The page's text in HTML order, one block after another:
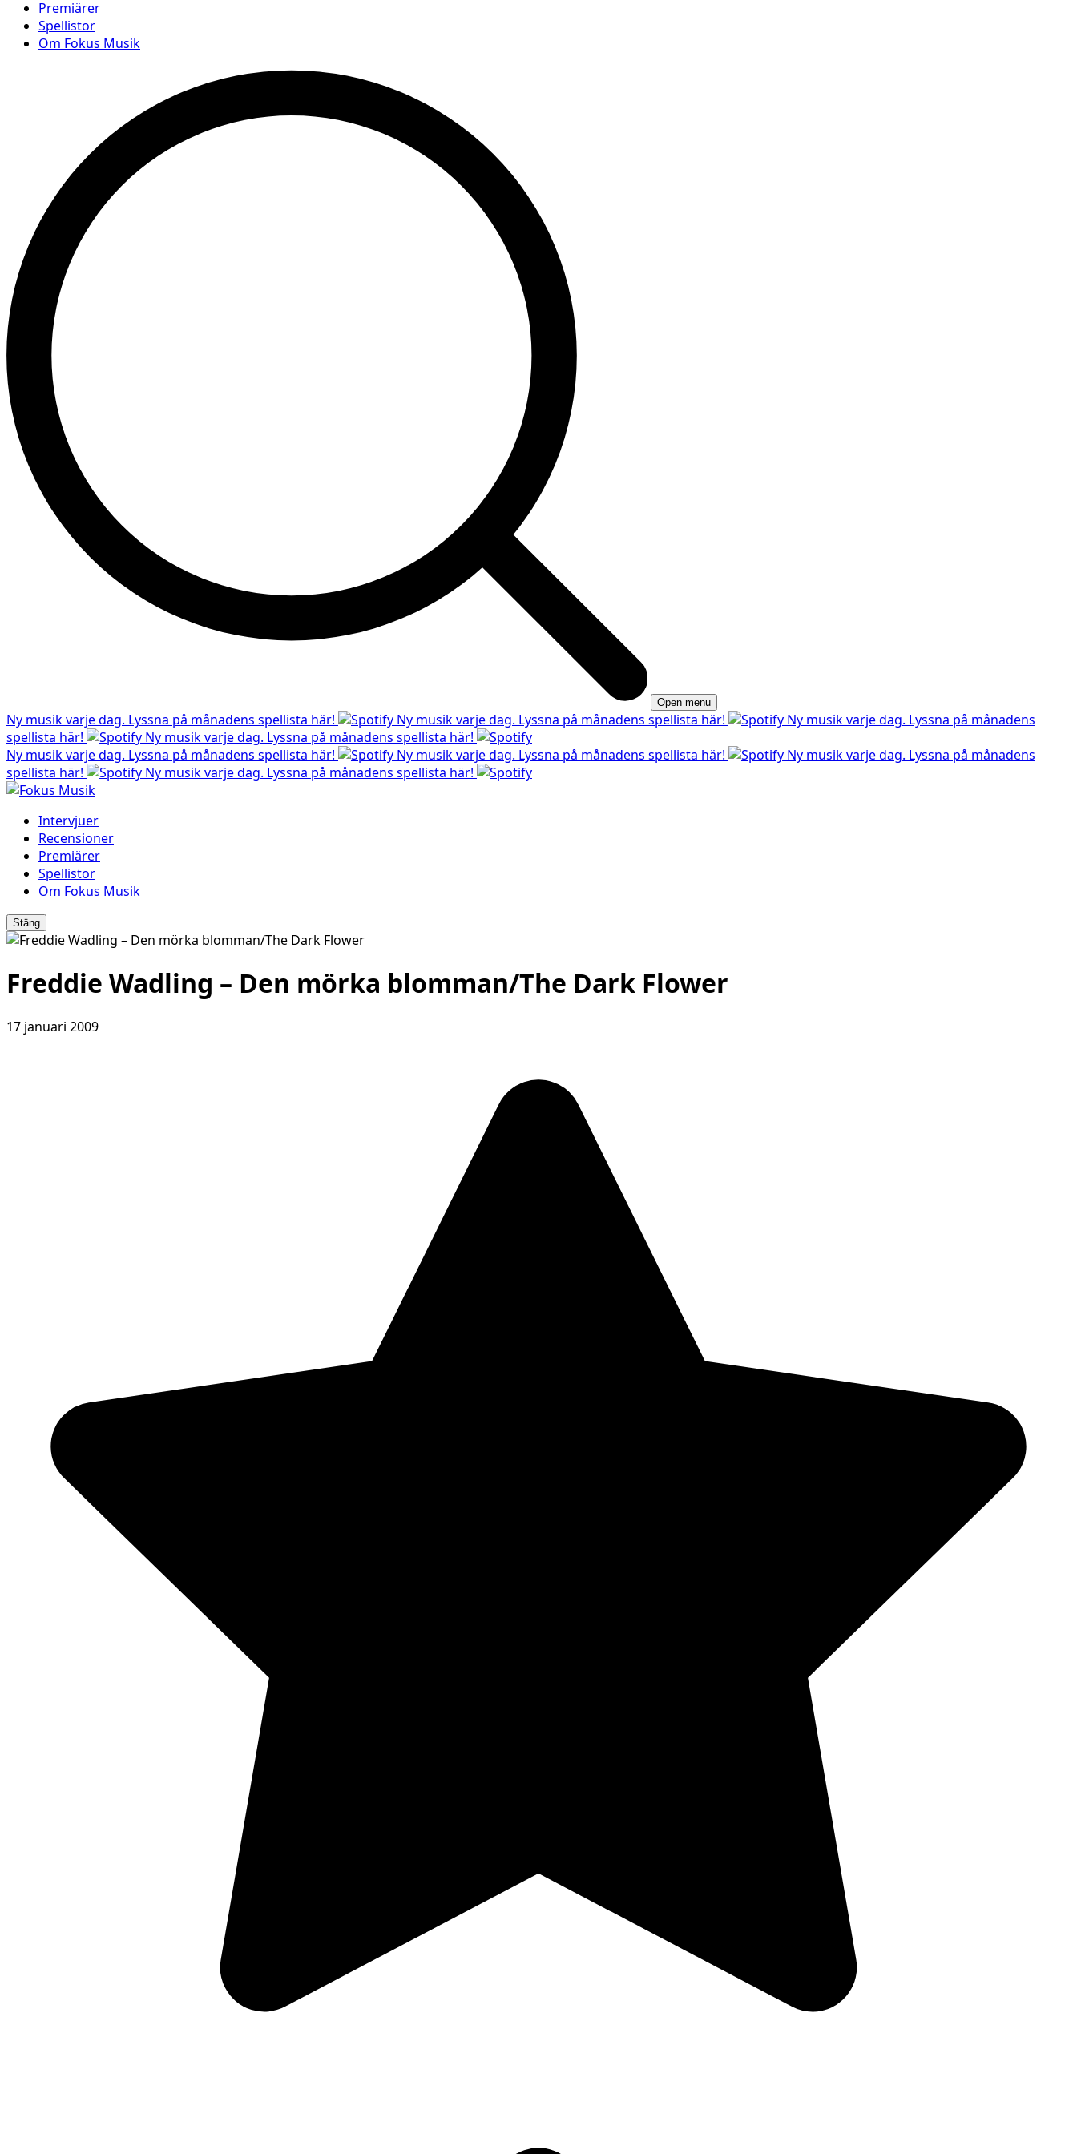
Premiärer
Spellistor
Om Fokus Musik
Open menu
Ny musik varje dag. Lyssna på månadens spellista här! Ny musik varje dag. Lyssna på månadens spellista här!
Ny musik varje dag. Lyssna på månadens
spellista här!
Ny musik varje dag. Lyssna på månadens spellista här!
Ny musik varje dag. Lyssna på månadens spellista här!
Ny musik varje dag. Lyssna på månadens spellista här!
Ny musik varje dag. Lyssna på månadens
spellista här!
Ny musik varje dag. Lyssna på månadens spellista här!
Intervjuer
Recensioner
Premiärer
Spellistor
Om Fokus Musik
Stäng
Freddie Wadling – Den mörka blomman/The Dark Flower
17 januari 2009